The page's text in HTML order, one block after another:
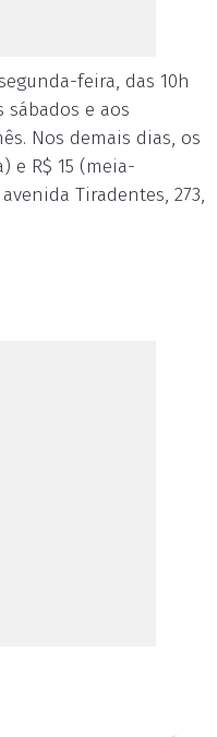
feira, das 10h
sábados e aos
Nos demais dias, os
e R$ 15 (meia-
Tiradentes, 273,